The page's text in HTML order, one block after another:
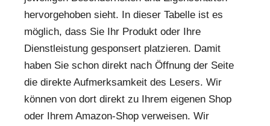
hervorgehoben sieht. In dieser Tabelle ist es
möglich, dass Sie Ihr Produkt oder Ihre
Dienstleistung gesponsert platzieren. Damit
haben Sie schon direkt nach Öffnung der Seite
die direkte Aufmerksamkeit des Lesers. Wir
können von dort direkt zu Ihrem eigenen Shop
oder Ihrem Amazon-Shop verweisen. Wir